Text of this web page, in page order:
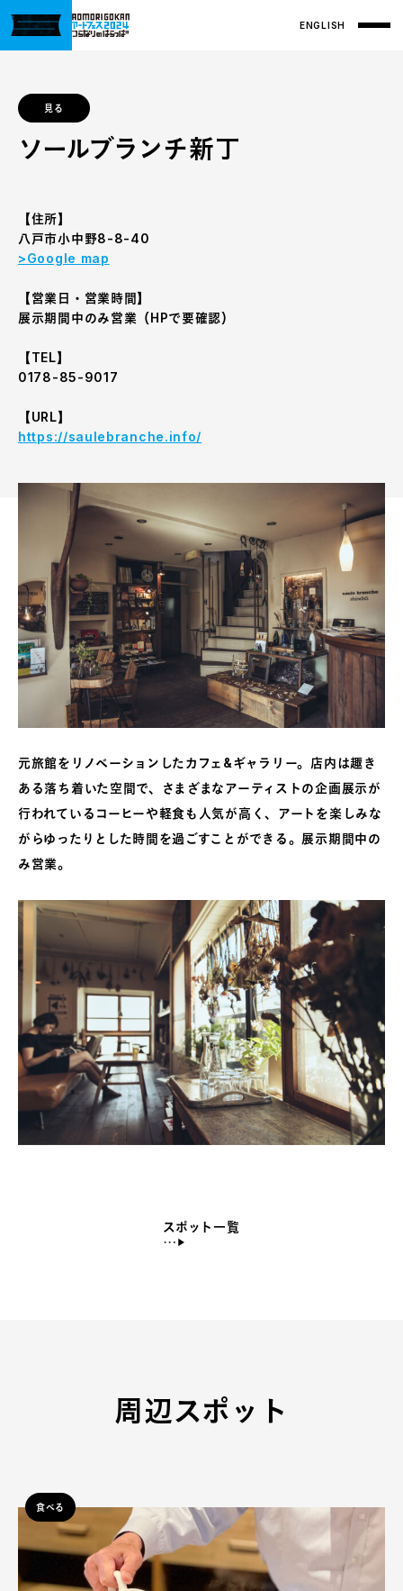
ENGLISH
見る
ソールブランチ新丁
【住所】
八戸市小中野8-8-40
>Google map
【営業日・営業時間】
展示期間中のみ営業（HPで要確認）
【TEL】
0178-85-9017
【URL】
https://saulebranche.info/
元旅館をリノベーションしたカフェ&ギャラリー。店内は趣き
ある落ち着いた空間で、さまざまなアーティストの企画展示が
行われているコーヒーや軽食も人気が高く、アートを楽しみな
がらゆったりとした時間を過ごすことができる。展示期間中の
み営業。
スポット一覧
周辺スポット
食べる